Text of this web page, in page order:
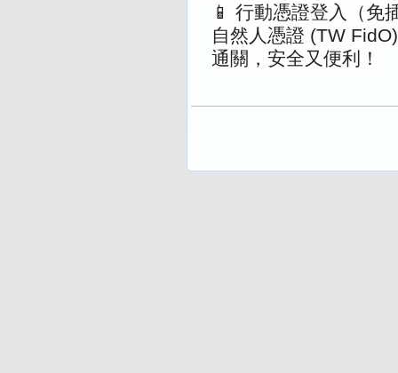
📱 行動憑證登入（免
自然人憑證 (TW
通關，安全又便利！